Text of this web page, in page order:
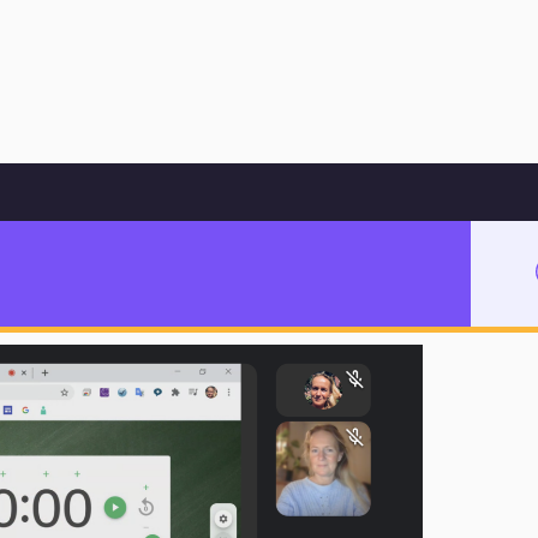
Hoppa till innehåll
väl med